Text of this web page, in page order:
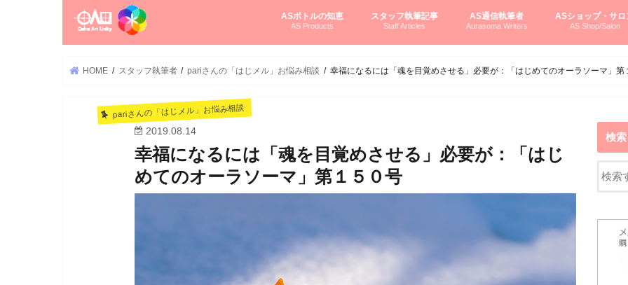
ASボトルの知恵
AS Products
スタッフ執筆記事
Staff Articles
AS通信執筆者
Aurasoma Writers
ASショップ・サロ
AS Shop/Salon
HOME スタッフ執筆者 pariさんの「はじメル」お悩み相談 幸福になるには「魂を目覚めさせる」必要が：「はじめてのオーラソーマ」第
pariさんの「はじメル」お悩み相談
2019.08.14
幸福になるには「魂を目覚めさせる」必要が：「はじ
めてのオーラソーマ」第１５０号
検索